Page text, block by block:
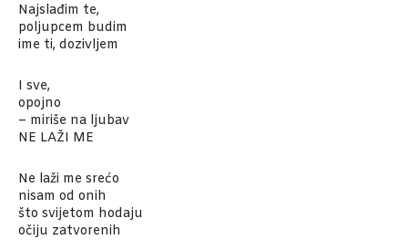
Najslađim te,
poljupcem budim
ime ti, dozivljem
I sve,
opojno
– miriše na ljubav
NE LAŽI ME
Ne laži me srećo
nisam od onih
što svijetom hodaju
očiju zatvorenih